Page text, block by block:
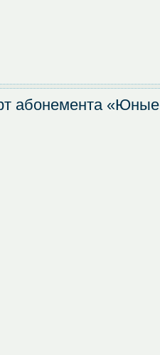
абонемента «Юные